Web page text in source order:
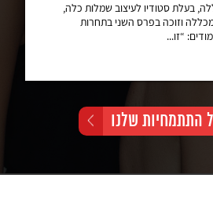
בעלת סטודיו לעיצוב שמלות כלה,
וזוכה בפרס השני בתחרות
“זו...
התתמחיות שלנו